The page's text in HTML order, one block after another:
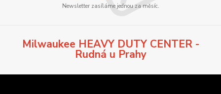
Newsletter zasíláme jednou za měsíc.
Milwaukee HEAVY DUTY CENTER -
Rudná u Prahy